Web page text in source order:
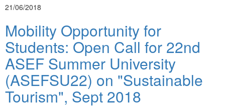
21/06/2018
Mobility Opportunity for
Students: Open Call for 22nd
ASEF Summer University
(ASEFSU22) on "Sustainable
Tourism", Sept 2018